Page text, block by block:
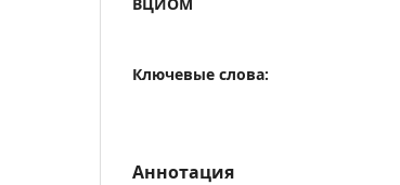
Ключевые слова:
Аннотация